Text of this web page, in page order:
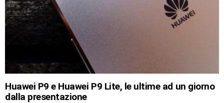
Huawei P9 e Huawei P9 Lite, le ultime ad un giorno
dalla presentazione